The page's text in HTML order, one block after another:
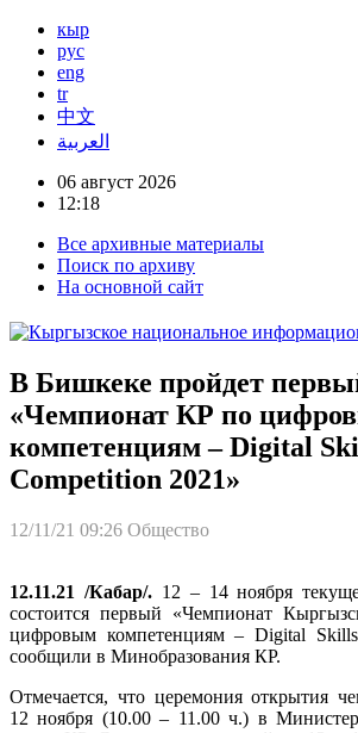
кыр
рус
eng
tr
中文
العربية
06 август 2026
12:18
Все архивные материалы
Поиск по архиву
На основной сайт
В Бишкеке пройдет
«Чемпионат КР по
компетенциям – Digital
Competition 2021»
12/11/21 09:26 Общество
12.11.21 /Кабар/. 12 – 14 ноября
состоится первый «Чемпионат
цифровым компетенциям – Digital
сообщили в Минобразования КР.
Отмечается, что церемония открытия
12 ноября (10.00 – 11.00 ч.) в